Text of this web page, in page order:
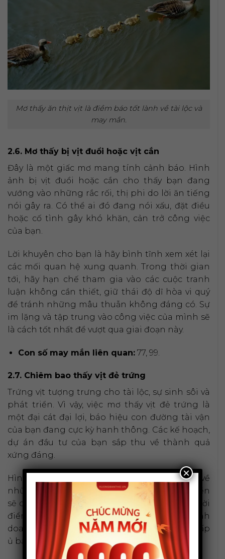
Mơ thấy ăn thịt vịt là điềm báo tốt lành về tài lộc và
may mắn.
2.6. Mơ thấy bị vịt đuổi hoặc vịt cắn
Đây là một giấc mơ mang tính cảnh báo. Hình
ảnh bị vịt đuổi hoặc cắn cho thấy bạn đang
vướng vào những rắc rối, thị phi do lời ăn tiếng
nói gây ra. Có thể ai đó đang nói xấu, đặt điều
hoặc cố tình gây khó khăn, cản trở công việc
của bạn.
Lời khuyên cho bạn là hãy bình tĩnh xem xét lại
các mối quan hệ xung quanh. Trong thời gian
tới, hãy hạn chế tham gia vào các cuộc tranh
luận không cần thiết, giữ thái độ dĩ hòa vi quý
để tránh những mâu thuẫn không đáng có. Sự
im lặng và tập trung vào công việc của mình sẽ
là cách tốt nhất để vượt qua giai đoạn này.
Con số may mắn liên quan:77, 99.
2.7. Chiêm bao thấy vịt đẻ trứng
Trứng vịt tượng trưng cho tài lộc, sự sinh sôi và
phát triển. Vì vậy, việc mơ thấy vịt đẻ trứng là
một đại cát đại lợi, báo hiệu con đường tài vận
của bạn đang cực kỳ hanh thông. Các kế hoạch,
dự án đầu tư của bạn sắp thu về thành quả
xứng đáng.
Hình ảnh “trứng vàng” còn mang ý nghĩa về
những khoản lợi nhuận lớn, bất ngờ. Dòng tiền
sẽ chảy về túi bạn một cách dồi dào. Đây là thời
điểm thích hợp để bạn mạnh dạn đầu tư, kinh
doanh hoặc thực hiện các dự định tài chính ấp
ủ bấy lâu.
×